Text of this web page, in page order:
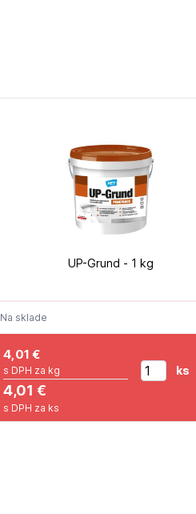
UP-Grund - 1 kg
Na sklade
4,01 €
s DPH za kg
4,01 €
s DPH za ks
ks